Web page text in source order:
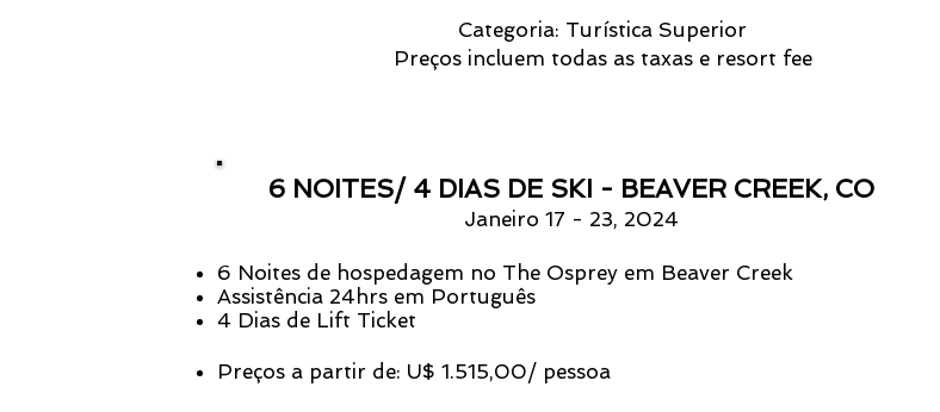
Categoria: Turística Superior
Preços incluem todas as taxas e resort fee
6 NOITES/ 4 DIAS DE SKI - BEAVER CREEK, CO
Janeiro 17 - 23, 2024
6 Noites de hospedagem no The Osprey em Beaver Creek
Assistência 24hrs em Português
4 Dias de Lift Ticket
Preços a partir de: U$ 1.515,00/ pessoa